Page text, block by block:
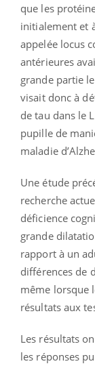
que les
initialement et
appelée locus
antérieures
grande partie
visait donc à
de tau dans le
pupille de
maladie
Une étude
recherche
déficience
grande
rapport à un
différences de
même lorsque
résultats aux
Les résultats
les réponses